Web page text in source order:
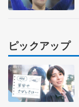
ピックアップ